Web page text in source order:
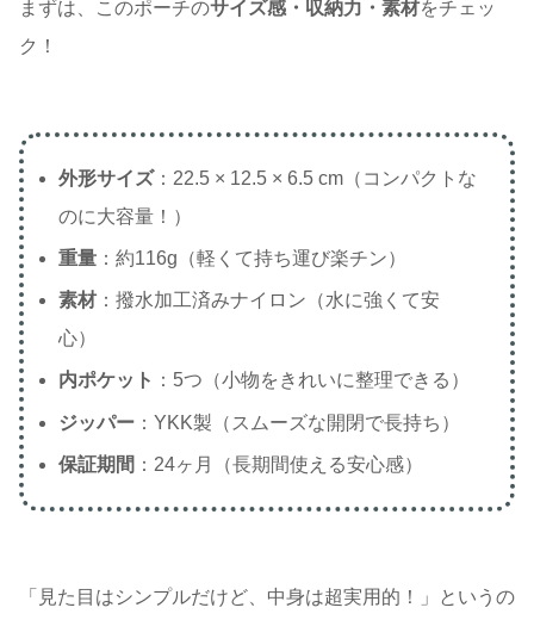
まずは、このポーチのサイズ感・収納力・素材をチェッ
ク！
外形サイズ：22.5 × 12.5 × 6.5 cm（コンパクトな
のに大容量！）
重量 ：約116g（軽くて持ち運び楽チン）
素材 ：撥水加工済みナイロン（水に強くて安
心）
内ポケット ：5つ（小物をきれいに整理できる）
ジッパー ：YKK製（スムーズな開閉で長持ち）
保証期間 ：24ヶ月（長期間使える安心感）
「見た目はシンプルだけど、中身は超実用的！」というの